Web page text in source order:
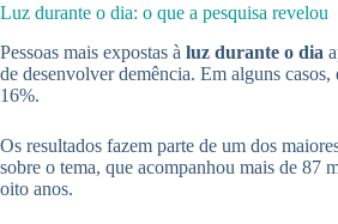
Luz durante o dia: o que a pesquisa revelou
Pessoas mais expostas à luz durante o dia
de desenvolver demência. Em alguns casos,
16%.
Os resultados fazem parte de um dos
sobre o tema, que acompanhou mais de 87
oito anos.